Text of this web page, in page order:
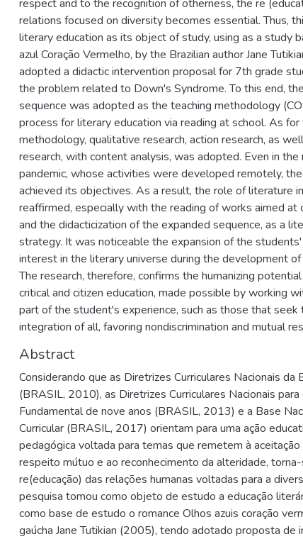
respect and to the recognition of otherness, the re
relations focused on diversity becomes essential. Thus,
literary education as its object of study, using as a study
azul Coração Vermelho, by the Brazilian author Jane
adopted a didactic intervention proposal for 7th grade
the problem related to Down's Syndrome. To this end,
sequence was adopted as the teaching methodology
process for literary education via reading at school. As for
methodology, qualitative research, action research, as
research, with content analysis, was adopted. Even in
pandemic, whose activities were developed remotely,
achieved its objectives. As a result, the role of literature
reaffirmed, especially with the reading of works aimed at
and the didacticization of the expanded sequence, as a
strategy. It was noticeable the expansion of the
interest in the literary universe during the development
The research, therefore, confirms the humanizing
critical and citizen education, made possible by working
part of the student's experience, such as those that
integration of all, favoring nondiscrimination and mutual
Abstract
Considerando que as Diretrizes Curriculares Nacionais da
(BRASIL, 2010), as Diretrizes Curriculares Nacionais para
Fundamental de nove anos (BRASIL, 2013) e a Base
Curricular (BRASIL, 2017) orientam para uma ação
pedagógica voltada para temas que remetem à
respeito mútuo e ao reconhecimento da alteridade,
re(educação) das relações humanas voltadas para a
pesquisa tomou como objeto de estudo a educação
como base de estudo o romance Olhos azuis coração
gaúcha Jane Tutikian (2005), tendo adotado proposta de